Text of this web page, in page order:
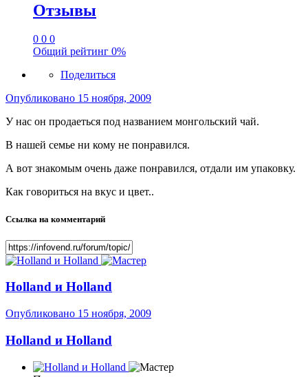
Отзывы
0 0 0
Общий рейтинг 0%
Поделиться
Опубликовано 15 ноября, 2009
У нас он продаеться под названием монгольский чай.
В нашей семье ни кому не понравился.
А вот знакомым очень даже понравился, отдали им упаковку.
Как говориться на вкус и цвет..
Ссылка на комментарий
Holland и Holland
Опубликовано 15 ноября, 2009
Holland и Holland